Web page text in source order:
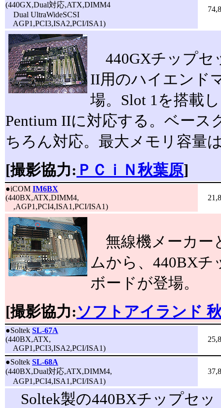
(440GX,Dual対応,ATX,DIMM4
Dual UltraWideSCSI
AGP1,PCI3,ISA2,PCI/ISA1)
440GXチップセ
II用のハイエンド
場。Slot 1を搭載
Pentium IIに対応する。ベース
ちろん対応。最大メモリ容量
[撮影協力: ＰＣｉＮ秋葉原]
●iCOM IM6BX
(440BX,ATX,DIMM4,
,AGP1,PCI4,ISA1,PCI/ISA1)
無線機メーカー
ムから、440BXチ
ボードが登場。
[撮影協力:ソフトアイランド
●Soltek SL-67A
(440BX,ATX,
AGP1,PCI3,ISA2,PCI/ISA1)
●Soltek SL-68A
(440BX,Dual対応,ATX,DIMM4,
AGP1,PCI4,ISA1,PCI/ISA1)
Soltek製の440BXチップセッ